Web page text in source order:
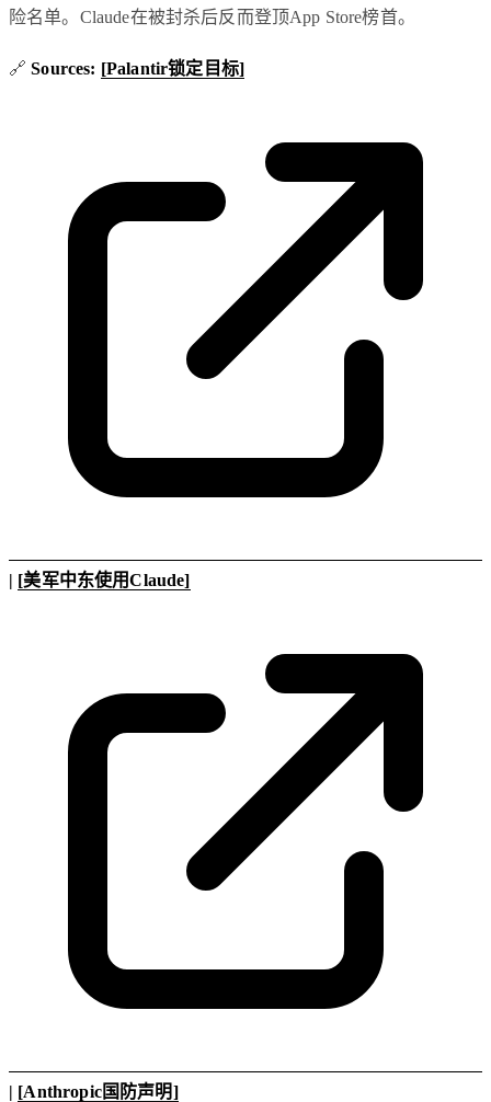
险名单。Claude在被封杀后反而登顶App Store榜首。
🔗Sources: [Palantir锁定目标]
| [美军中东使用Claude]
| [Anthropic国防声明]